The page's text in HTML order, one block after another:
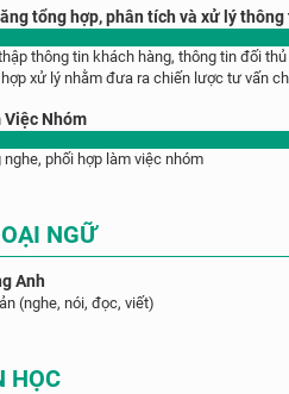
tổng hợp, phân tích và xử lý thông
thông tin khách hàng, thông tin đối
xử lý nhằm đưa ra chiến lược tư vấn
Việc Nhóm
nghe, phối hợp làm việc nhóm
NGỮ
Anh
(nghe, nói, đọc, viết)
HỌC